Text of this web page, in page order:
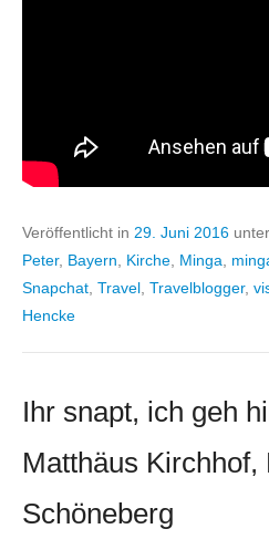
Veröffentlicht in 29. Juni 2016 unter
Peter, Bayern Kirche Minga
Snapchat Travel Travelblogger,
Hencke
Ihr snapt, ich geh
Matthäus Kirchhof,
Schöneberg